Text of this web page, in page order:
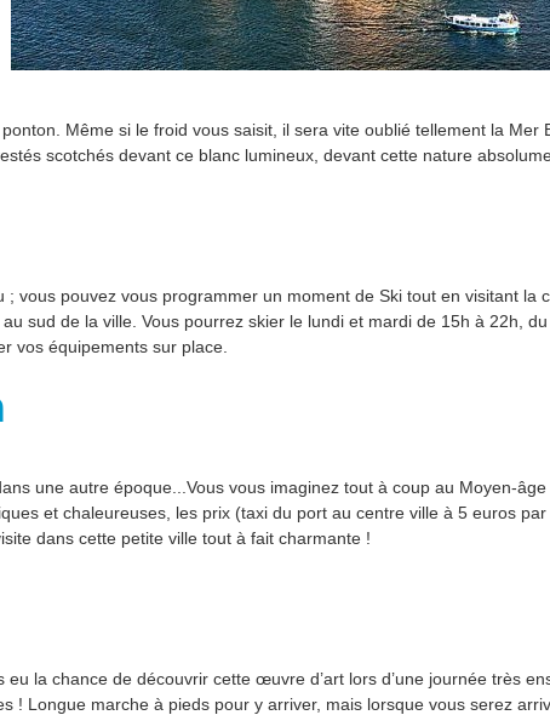
Même si le froid vous saisit, il sera vite oublié tellement la Mer
scotchés devant ce blanc lumineux, devant cette nature
vous pouvez vous programmer un moment de Ski tout en visitant la
sud de la ville. Vous pourrez skier le lundi et mardi de 15h à 22h,
vos équipements sur place.
une autre époque...Vous vous imaginez tout à coup au Moyen-
et chaleureuses, les prix (taxi du port au centre ville à 5 euros
dans cette petite ville tout à fait charmante !
la chance de découvrir cette œuvre d’art lors d’une journée très
! Longue marche à pieds pour y arriver, mais lorsque vous serez